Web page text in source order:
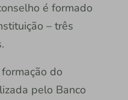
é formado
– três
do
pelo Banco